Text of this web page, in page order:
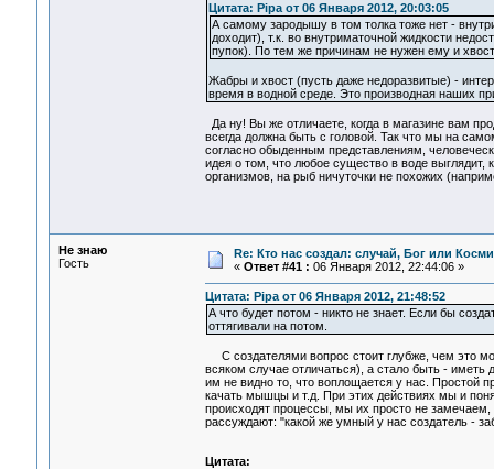
Цитата: Pipa от 06 Января 2012, 20:03:05
А самому зародышу в том толка тоже нет -
доходит), т.к. во внутриматочной жидкости
пупок). По тем же причинам не нужен ему и хвост
Жабры и хвост (пусть даже недоразвитые) -
время в водной среде. Это производная наших
Да ну! Вы же отличаете, когда в магазине вам
всегда должна быть с головой. Так что мы на
согласно обыденным представлениям,
идея о том, что любое существо в воде
организмов, на рыб ничуточки не похожих
Не знаю
Гость
Re: Кто нас создал: случай, Бог или
« Ответ #41 : 06 Января 2012, 22:44:06 »
Цитата: Pipa от 06 Января 2012, 21:48:52
А что будет потом - никто не знает. Если бы
оттягивали на потом.
С создателями вопрос стоит глубже, чем это
всяком случае отличаться), а стало быть - иметь
им не видно то, что воплощается у нас. Простой
качать мышцы и т.д. При этих действиях мы и
происходят процессы, мы их просто не
рассуждают: "какой же умный у нас создатель -
Цитата: